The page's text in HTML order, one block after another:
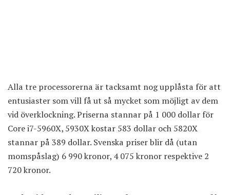
Alla tre processorerna är tacksamt nog upplåsta för att
entusiaster som vill få ut så mycket som möjligt av dem
vid överklockning. Priserna stannar på 1 000 dollar för
Core i7-5960X, 5930X kostar 583 dollar och 5820X
stannar på 389 dollar. Svenska priser blir då (utan
momspåslag) 6 990 kronor, 4 075 kronor respektive 2
720 kronor.